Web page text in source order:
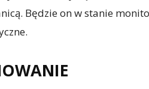
Będzie on w stanie